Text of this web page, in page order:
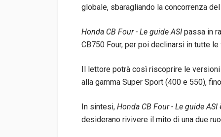
globale, sbaragliando la concorrenza
Honda CB Four - Le guide ASI passa in
CB750 Four, per poi declinarsi in tutte
Il lettore potrà così riscoprire le
alla gamma Super Sport (400 e 550),
In sintesi, Honda CB Four - Le guide ASI
desiderano rivivere il mito di una due